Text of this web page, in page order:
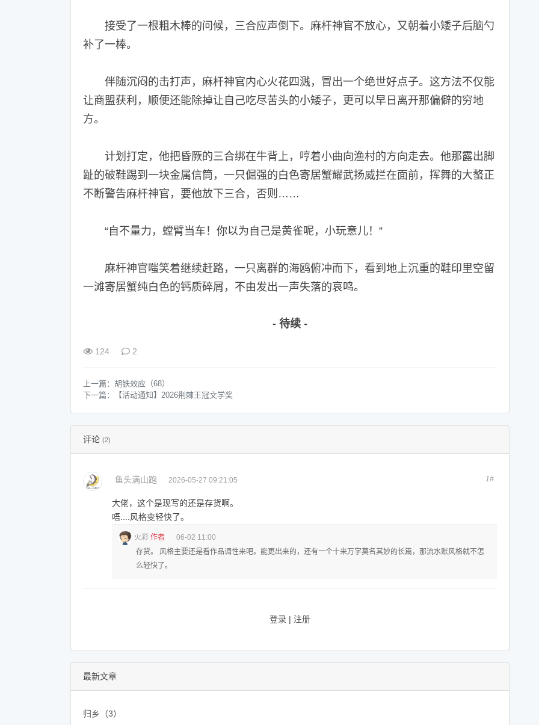
接受了一根粗木棒的问候，三合应声倒下。麻杆神官不放心，又朝着小矮子后脑勺
补了一棒。
伴随沉闷的击打声，麻杆神官内心火花四溅，冒出一个绝世好点子。这方法不仅能
让商盟获利，顺便还能除掉让自己吃尽苦头的小矮子，更可以早日离开那偏僻的穷地
方。
计划打定，他把昏厥的三合绑在牛背上，哼着小曲向渔村的方向走去。他那露出脚
趾的破鞋踢到一块金属信筒，一只倔强的白色寄居蟹耀武扬威拦在面前，挥舞的大螯正
不断警告麻杆神官，要他放下三合，否则……
“自不量力，螳臂当车！你以为自己是黄雀呢，小玩意儿！”
麻杆神官嗤笑着继续赶路，一只离群的海鸥俯冲而下，看到地上沉重的鞋印里空留
一滩寄居蟹纯白色的钙质碎屑，不由发出一声失落的哀鸣。
- 待续 -
124 2
上一篇： 胡铁效应（68）
下一篇：
【活动通知】2026荆棘王冠文学奖
评论 (2)
鱼头满山跑 2026-05-27 09:21:05 1#
大佬，这个是现写的还是存货啊。
唔....风格变轻快了。
火彩 作者
06-02 11:00
存货。 风格主要还是看作品调性来吧。能更出来的，还有一个十来万字莫名其妙的长篇，那流水账风格就不怎
么轻快了。
登录 | 注册
最新文章
归乡（3）